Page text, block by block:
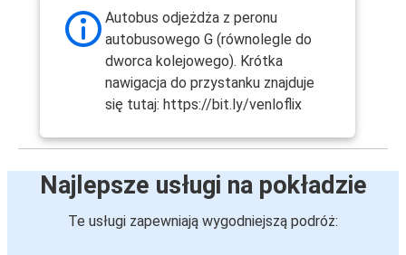
Autobus odjeżdża z peronu
autobusowego G (równolegle do
dworca kolejowego). Krótka
nawigacja do przystanku znajduje
się tutaj: https://bit.ly/venloflix
Najlepsze usługi na pokładzie
Te usługi zapewniają wygodniejszą podróż: